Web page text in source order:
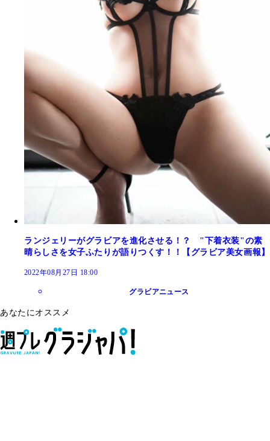
ランジェリーがグラビアを進化させる！？ "下着衣装"の素
晴らしさを女子ふたりが語りつくす！！【グラビア美女画報】
2022年08月27日 18:00
グラビアニュース
あなたにオススメ